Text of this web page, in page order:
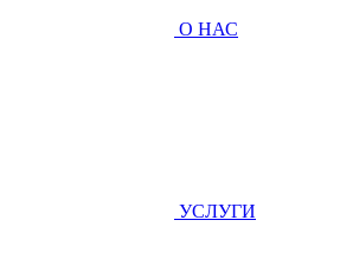
О НАС
УСЛУГИ